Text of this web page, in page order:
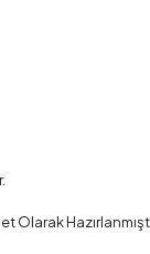
Olarak